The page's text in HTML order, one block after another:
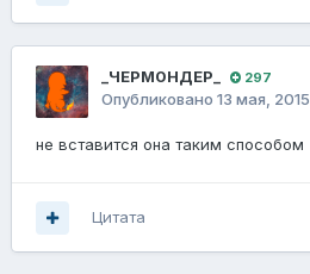
_ЧЕРМ0НДЕР_ 297
Опубликовано 13 мая, 2015
не вставится она таким способом
Цитата